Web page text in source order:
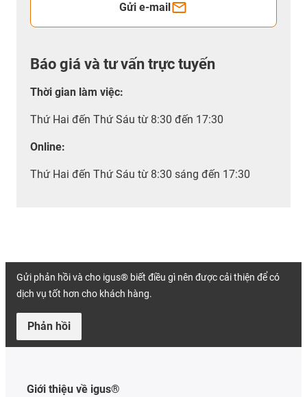
Gửi e-mail
Báo giá và tư vấn trực tuyến
Thời gian làm việc:
Thứ Hai đến Thứ Sáu từ 8:30 đến 17:30
Online:
Thứ Hai đến Thứ Sáu từ 8:30 sáng đến 17:30
Gửi phản hồi và cho igus® biết điều gì nên được cải thiện để có
dịch vụ tốt hơn cho khách hàng.
Phản hồi
Giới thiệu về igus®